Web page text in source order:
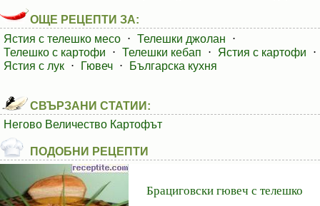
ОЩЕ РЕЦЕПТИ ЗА:
Ястия с телешко месо ⋅ Телешки джолан
⋅
Телешко с картофи
⋅ Телешки кебап ⋅ Ястия с картофи
⋅
Ястия с лук ⋅ Гювеч ⋅ Българска кухня
СВЪРЗАНИ СТАТИИ:
Негово Величество Картофът
ПОДОБНИ РЕЦЕПТИ
Брациговски гювеч с телешко